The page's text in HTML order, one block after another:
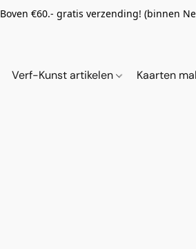
Boven €60.- gratis verzending! (binnen
Verf-Kunst artikelen Kaarten